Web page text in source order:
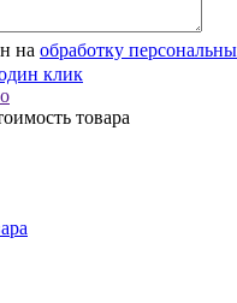
на обработку
клик
товара